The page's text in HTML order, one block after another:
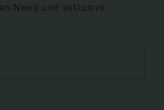
News und exklusive